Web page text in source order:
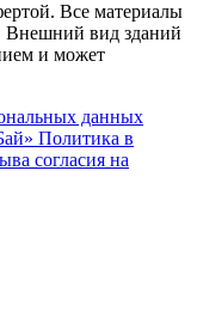
Все материалы
Внешний вид зданий
и может
данных
Политика в
согласия на